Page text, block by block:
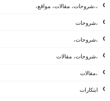
،،شروحات، مقالات، مواقع،
،شروحات
،شروحات،
،شروحات، مقالات
،مقالات
ابتكارات